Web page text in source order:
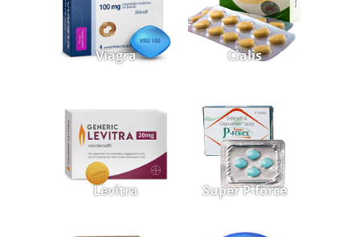
Viagra Cialis
Levitra Super P-force